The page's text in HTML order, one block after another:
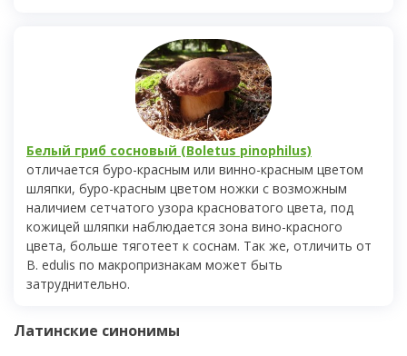
Белый гриб сосновый (Boletus pinophilus)
отличается буро-красным или винно-красным цветом
шляпки, буро-красным цветом ножки с возможным
наличием сетчатого узора красноватого цвета, под
кожицей шляпки наблюдается зона вино-красного
цвета, больше тяготеет к соснам. Так же, отличить от
B. edulis по макропризнакам может быть
затруднительно.
Латинские синонимы